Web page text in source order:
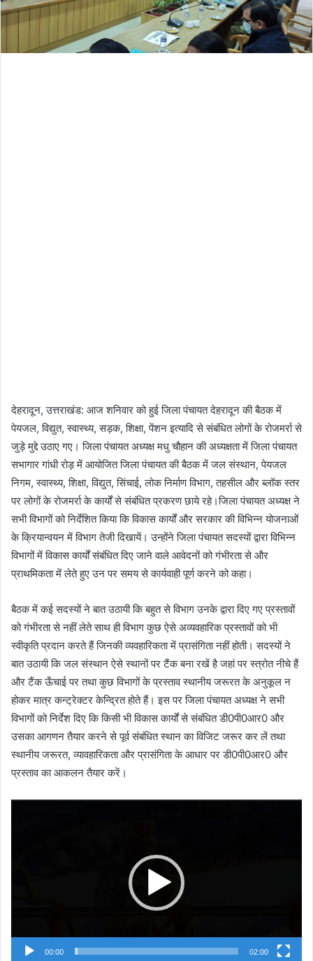
देहरादून, उत्तराखंड: आज शनिवार को हुई जिला पंचायत देहरादून की बैठक में
पेयजल, विद्युत, स्वास्थ्य, सड़क, शिक्षा, पेंशन इत्यादि से संबंधित लोगों के रोजमर्रा से
जुड़े मुद्दे उठाए गए। जिला पंचायत अध्यक्ष मधु चौहान की अध्यक्षता में जिला पंचायत
सभागार गांधी रोड़ में आयोजित जिला पंचायत की बैठक में जल संस्थान, पेयजल
निगम, स्वास्थ्य, शिक्षा, विद्युत, सिंचाई, लोक निर्माण विभाग, तहसील और ब्लॉक स्तर
पर लोगों के रोजमर्रा के कार्यों से संबंधित प्रकरण छाये रहे।जिला पंचायत अध्यक्ष ने
सभी विभागों को निर्देशित किया कि विकास कार्यों और सरकार की विभिन्न योजनाओं
के क्रियान्वयन में विभाग तेजी दिखायें। उन्होंने जिला पंचायत सदस्यों द्वारा विभिन्न
विभागों में विकास कार्यों संबंधित दिए जाने वाले आवेदनों को गंभीरता से और
प्राथमिकता में लेते हुए उन पर समय से कार्यवाही पूर्ण करने को कहा।
बैठक में कई सदस्यों ने बात उठायी कि बहुत से विभाग उनके द्वारा दिए गए प्रस्तावों
को गंभीरता से नहीं लेते साथ ही विभाग कुछ ऐसे अव्यवहारिक प्रस्तावों को भी
स्वीकृति प्रदान करते हैं जिनकी व्यवहारिकता में प्रासंगिता नहीं होती। सदस्यों ने
बात उठायी कि जल संस्थान ऐसे स्थानों पर टैंक बना रखें है जहां पर स्त्रोत नीचे हैं
और टैंक ऊँचाई पर तथा कुछ विभागों के प्रस्ताव स्थानीय जरूरत के अनुकूल न
होकर मात्र कन्ट्रेक्टर केन्द्रित होते हैं। इस पर जिला पंचायत अध्यक्ष ने सभी
विभागों को निर्देश दिए कि किसी भी विकास कार्यों से संबंधित डी0पी0आर0 और
उसका आगणन तैयार करने से पूर्व संबंधित स्थान का विजिट जरूर कर लें तथा
स्थानीय जरूरत, व्यावहारिकता और प्रासंगिता के आधार पर डी0पी0आर0 और
प्रस्ताव का आकलन तैयार करें।
00:00 02:00